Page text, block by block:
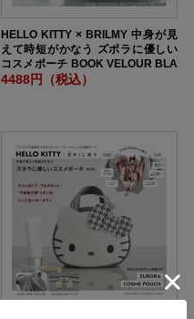
HELLO KITTY × BRILMY 中身が見
えて時短がかなう ズボラに優しい
コスメポーチ BOOK VELOUR BLA
CK ver.
4488円（税込）